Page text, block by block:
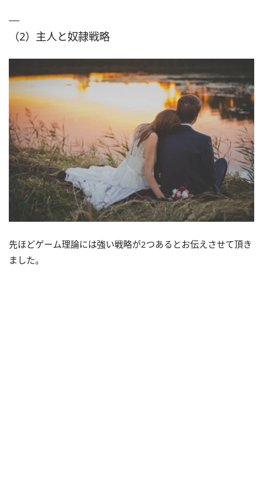
（2）主人と奴隷戦略
先ほどゲーム理論には強い戦略が2つあるとお伝えさせて頂き
ました。